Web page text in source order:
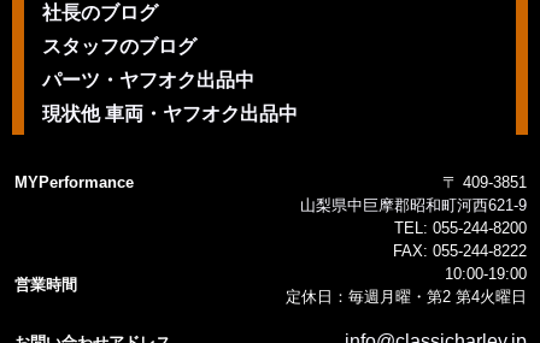
社長のブログ
スタッフのブログ
パーツ・ヤフオク出品中
現状他 車両・ヤフオク出品中
MYPerformance
〒 409-3851
山梨県中巨摩郡昭和町河西621-9
TEL: 055-244-8200
FAX: 055-244-8222
営業時間
10:00-19:00
定休日：毎週月曜・第2 第4火曜日